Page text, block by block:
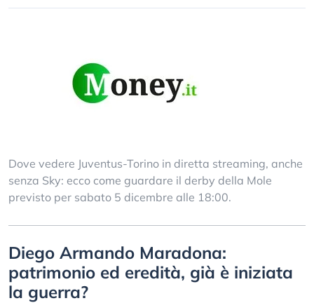
Dove vedere Juventus-Torino in diretta streaming, anche
senza Sky: ecco come guardare il derby della Mole
previsto per sabato 5 dicembre alle 18:00.
Diego Armando Maradona:
patrimonio ed eredità, già è iniziata
la guerra?